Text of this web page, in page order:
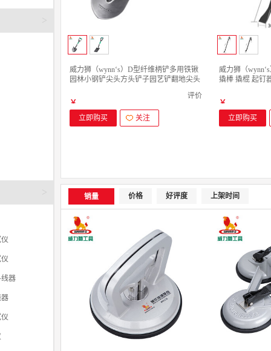
器
威力狮（wynn‘s）D型纤维柄铲多用铁锹
园林小钢铲尖头方头铲子园艺铲翻地尖头
评价
￥
立即购买
关注
威力狮（
撬棒 撬棍 起钉
￥
立即购买
销量 价格 好评度 上架时间